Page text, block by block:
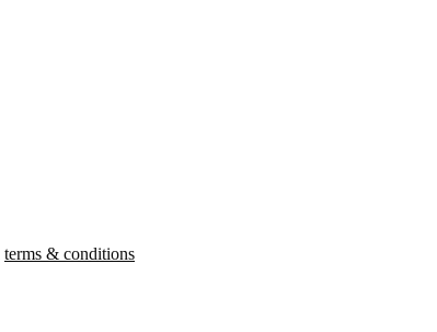
terms & conditions